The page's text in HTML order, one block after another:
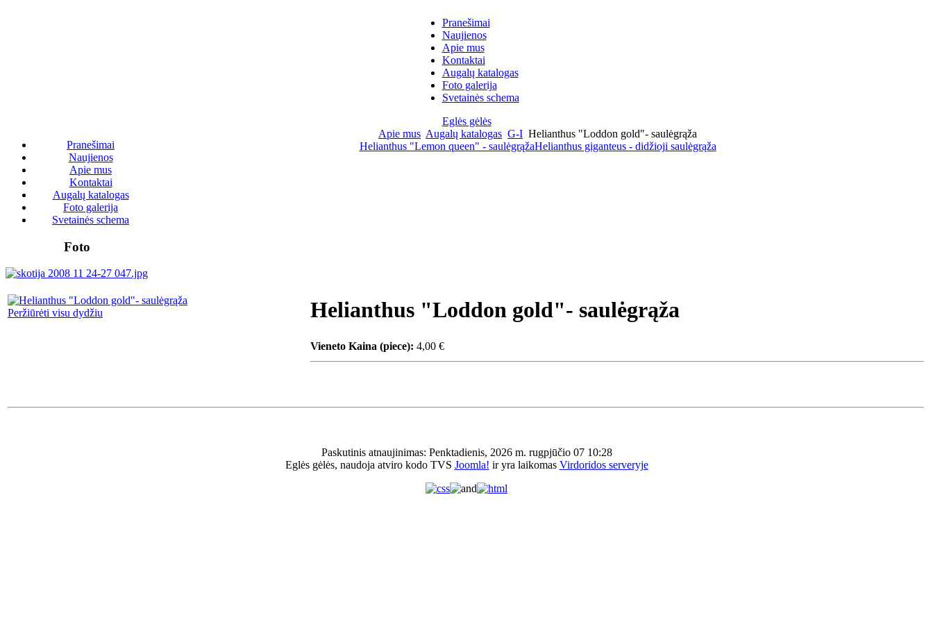
Pranešimai
Naujienos
Apie mus
Kontaktai
Augalų katalogas
Foto galerija
Svetainės schema
Eglės gėlės
Pranešimai
Naujienos
Apie mus
Kontaktai
Augalų katalogas
Foto galerija
Svetainės schema
Foto
Apie mus Augalų katalogas G-I Helianthus "Loddon gold"- saulėgrąža
Helianthus "Lemon queen" - saulėgrąžaHelianthus giganteus - didžioji saulėgrąža
Peržiūrėti visu dydžiu Helianthus "Loddon gold"- saulėgrąža
Vieneto Kaina (piece): 4,00 €
Paskutinis atnaujinimas: Penktadienis, 2026 m. rugpjūčio 07 10:28
Eglės gėlės, naudoja atviro kodo TVS Joomla! ir yra laikomas Virdoridos serveryje